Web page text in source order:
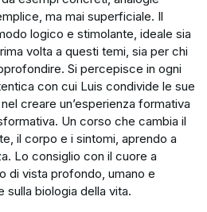
e angoscia che può seguire
maggiore tranquillità per
di ulteriori stress che
La mia speranza è
anche tu possa trovare
tue paure in fiducia, le
crescita, e i sintomi in guide
più piena e armoniosa, e
queste conoscenze aiutando
ma mai superficiale. Il
logico e stimolante, ideale sia
volta a questi temi, sia per chi
Si percepisce in ogni
con cui Luis condivide le sue
creare un’esperienza formativa
Un corso che cambia il
il corpo e i sintomi, aprendo a
Lo consiglio con il cuore a
di vista profondo, umano e
biologia della vita.